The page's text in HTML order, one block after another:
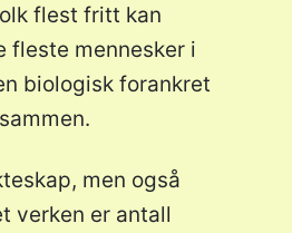
flest fritt kan
fleste mennesker i
biologisk forankret
men også
verken er antall